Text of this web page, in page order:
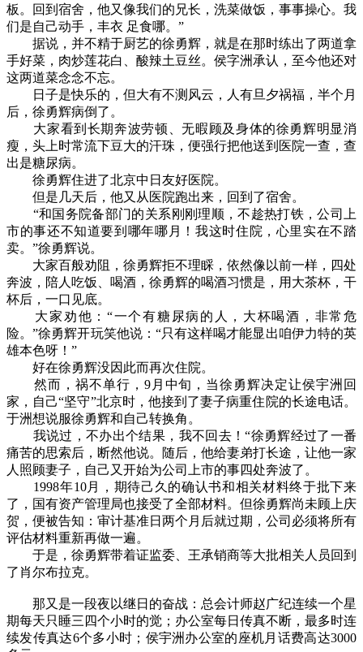
板。回到宿舍，他又像我们的兄长，洗菜做饭，事事操心。我
们是自己动手，丰衣 足食哪。”
据说，并不精于厨艺的徐勇辉，就是在那时练出了两道拿
手好菜，肉炒莲花白、酸辣土豆丝。侯字洲承认，至今他还对
这两道菜念念不忘。
日子是快乐的，但大有不测风云，人有旦夕祸福，半个月
后，徐勇辉病倒了。
大家看到长期奔波劳顿、无暇顾及身体的徐勇辉明显消
瘦，头上时常流下豆大的汗珠，便强行把他送到医院一查，查
出是糖尿病。
徐勇辉住进了北京中日友好医院。
但是几天后，他又从医院跑出来，回到了宿舍。
“和国务院备部门的关系刚刚理顺，不趁热打铁，公司上
市的事还不知道要到哪年哪月！我这时住院，心里实在不踏
卖。”徐勇辉说。
大家百般劝阻，徐勇辉拒不理睬，依然像以前一样，四处
奔波，陪人吃饭、喝酒，徐勇辉的喝酒习惯是，用大茶杯，干
杯后，一口见底。
大家劝他：“一个有糖尿病的人，大杯喝酒，非常危
险。”徐勇辉开玩笑他说：“只有这样喝才能显出咱伊力特的英
雄本色呀！”
好在徐勇辉没因此而再次住院。
然而，祸不单行，9月中旬，当徐勇辉决定让侯宇洲回
家，自己“坚守”北京时，他接到了妻子病重住院的长途电话。
于洲想说服徐勇辉和自己转换角。
我说过，不办出个结果，我不回去！“徐勇辉经过了一番
痛苦的思索后，断然他说。随后，他给妻弟打长途，让他一家
人照顾妻子，自己又开始为公司上市的事四处奔波了。
1998年10月，期待己久的确认书和相关材料终于批下来
了，国有资产管理局也接受了全部材料。但徐勇辉尚未顾上庆
贺，便被告知：审计基准日两个月后就过期，公司必须将所有
评估材料重新再做一遍。
于是，徐勇辉带着证监委、王承销商等大批相关人员回到
了肖尔布拉克。
那又是一段夜以继日的奋战：总会计师赵广纪连续一个星
期每天只睡三四个小时的觉；办公室每日传真不断，最多时连
续发传真达6个多小时；侯宇洲办公室的座机月话费高达3000